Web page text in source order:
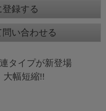
録する
い合わせる
タイプが新登場
大幅短縮!!